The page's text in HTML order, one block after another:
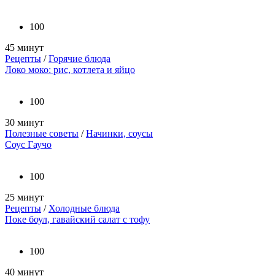
100
45 минут
Рецепты /Горячие блюда
Локо моко: рис, котлета и яйцо
100
30 минут
Полезные советы /Начинки, соусы
Соус Гаучо
100
25 минут
Рецепты / Холодные блюда
Поке боул, гавайский салат с тофу
100
40 минут